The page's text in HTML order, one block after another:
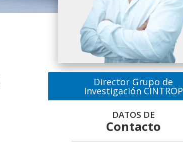
Director Grupo de
Investigación CINTROP
DATOS DE
Contacto